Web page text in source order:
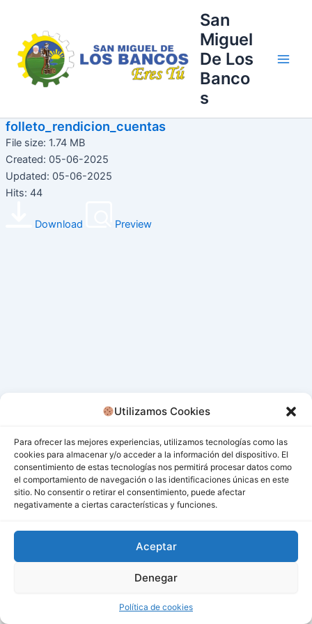
Utilizamos Cookies
Para ofrecer las mejores experiencias, utilizamos tecnologías como las
cookies para almacenar y/o acceder a la información del dispositivo. El
consentimiento de estas tecnologías nos permitirá procesar datos como
el comportamiento de navegación o las identificaciones únicas en este
sitio. No consentir o retirar el consentimiento, puede afectar
negativamente a ciertas características y funciones.
Aceptar
Denegar
Política de cookies
contenido
San
Miguel
De Los
Banco
s
folleto_rendicion_cuentas
File size: 1.74 MB
Created: 05-06-2025
Updated: 05-06-2025
Hits: 44
Download Preview
Todos los derechos © 2026 San Miguel De Los Bancos |